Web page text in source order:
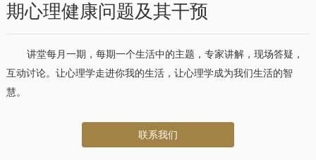
期心理健康问题及其干预
讲堂每月一期，每期一个生活中的主题，专家讲解，现场答疑，
互动讨论。让心理学走进你我的生活，让心理学成为我们生活的智
慧。
联系我们